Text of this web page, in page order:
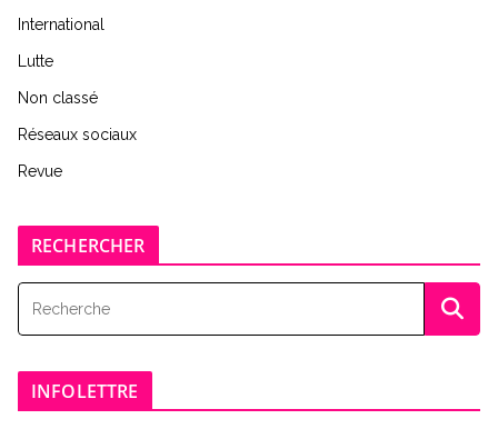
International
Lutte
Non classé
Réseaux sociaux
Revue
RECHERCHER
INFOLETTRE